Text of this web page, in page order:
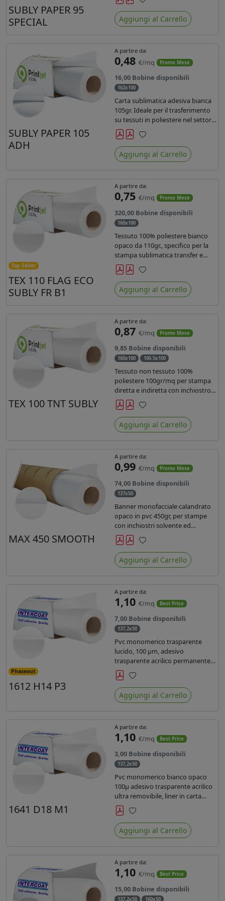
SUBLY PAPER 95
SPECIAL
Preferiti
Aggiungi al Carrello
SUBLY PAPER 105
ADH
A partire da:
0,48 €/mq Promo Mese
16,00 Bobine disponibili
162x100
Carta sublimatica adesiva bianca
105gr. Ideale per il trasferimento
su tessuti in poliestere nel settore
sportwear .
Preferiti
Aggiungi al Carrello
Top Seller
TEX 110 FLAG ECO
SUBLY FR B1
A partire da:
0,75 €/mq Promo Mese
320,00 Bobine disponibili
160x100
Tessuto 100% poliestere bianco
opaco da 110gr., specifico per la
stampa sublimatica transfer e
diretta. Ideale per la realizzazione
di stendardi e bandiere, grazie al
passaggio dell'inchiostro su
entrambi i lati. Dotato di
Preferiti
Aggiungi al Carrello
TEX 100 TNT SUBLY
A partire da:
0,87 €/mq Promo Mese
9,85 Bobine disponibili
160x100 106.5x100
Tessuto non tessuto 100%
poliestere 100gr/mq per stampa
diretta e indiretta con inchiostro
sublimatico, latex e uv.
Preferiti
Aggiungi al Carrello
MAX 450 SMOOTH
A partire da:
0,99 €/mq Promo Mese
74,00 Bobine disponibili
137x50
Banner monofacciale calandrato
opaco in pvc 450gr, per stampe
con inchiostri solvente ed
ecosolvente , uv e latex.
Preferiti
Aggiungi al Carrello
Phaseout
1612 H14 P3
A partire da:
1,10 €/mq Best Price
7,00 Bobine disponibili
137,2x50
Pvc monomerico trasparente
lucido, 100 µm, adesivo
trasparente acrilico permanente
durata 3 anni, liner in carta kraft
monosiliconata da 135 gr, REACH
compliant per stampa con
inchiostri solvente ecosolvente uv
Preferiti
Aggiungi al Carrello
1641 D18 M1
A partire da:
1,10 €/mq Best Price
3,00 Bobine disponibili
137,2x50
Pvc monomerico bianco opaco
100µ adesivo trasparente acrilico
ultra removibile, liner in carta
kraft da 140gr/mq. Durata 3 anni.
Dotato di certificato FR B1 e
conforme alla normativa REACH.
Preferiti
Aggiungi al Carrello
A partire da:
1,10 €/mq Best Price
15,00 Bobine disponibili
137,2x50 160x50